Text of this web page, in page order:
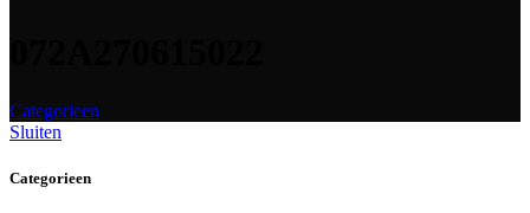
Categorieen
Sluiten
Categorieen